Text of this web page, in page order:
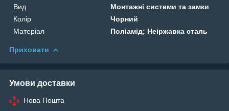
Вид
Монтажні системи та замки
Колір
Чорний
Матеріал
Поліамід; Неіржавка сталь
Приховати
Умови доставки
Нова Пошта